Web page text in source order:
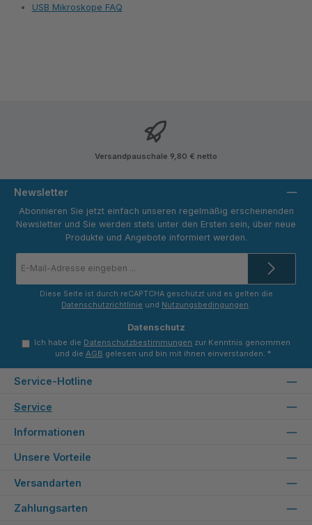
USB Mikroskope FAQ
Versandpauschale 9,80 € netto
Newsletter
Abonnieren Sie jetzt einfach unseren regelmäßig erscheinenden
Newsletter und Sie werden stets unter den Ersten sein, über neue
Produkte und Angebote informiert werden.
Mail-
*
Diese Seite ist durch reCAPTCHA geschützt und es gelten die
Datenschutzrichtlinie und Nutzungsbedingungen.
Datenschutz
Ich habe die Datenschutzbestimmungen zur Kenntnis genommen
und die AGB gelesen und bin mit ihnen einverstanden. *
Service-Hotline
Service
Informationen
Unsere Vorteile
Versandarten
Zahlungsarten